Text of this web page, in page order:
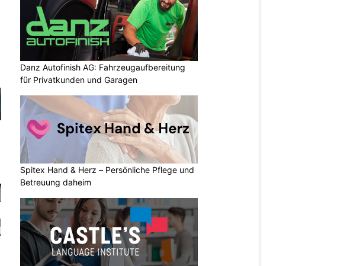
Danz Autofinish AG: Fahrzeugaufbereitung
für Privatkunden und Garagen
Spitex Hand & Herz – Persönliche Pflege und
Betreuung daheim